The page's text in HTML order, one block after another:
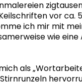
vor ca.
ich mir mit
wie eine
als